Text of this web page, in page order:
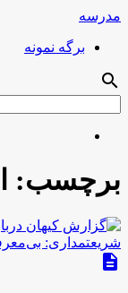
مدرسه
برگه نمونه
search
برچسب:
description